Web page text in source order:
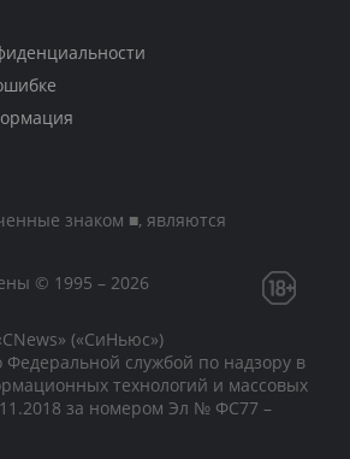
знаком ■, являются
© 1995 – 2026
(«СиНьюс»)
Федеральной службой по надзору в
технологий и массовых
за номером Эл № ФС77 –